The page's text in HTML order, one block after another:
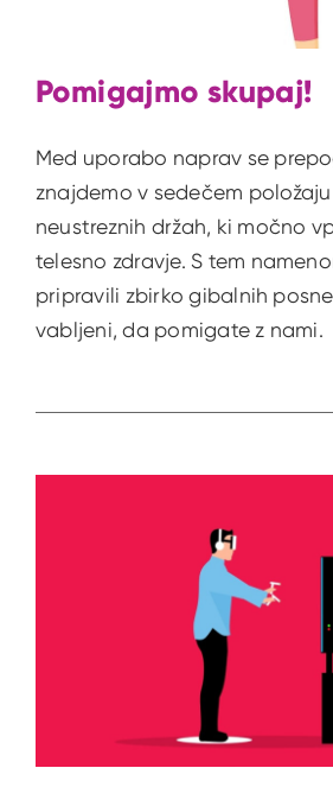
Pomigajmo skupaj!
Med uporabo naprav se
znajdemo v sedečem
neustreznih držah, ki močno
telesno zdravje. S tem
pripravili zbirko gibalnih
vabljeni, da pomigate z nami.